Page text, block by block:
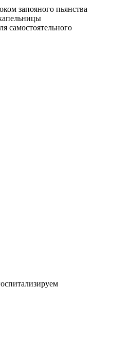
запояного пьянства
самостоятельного